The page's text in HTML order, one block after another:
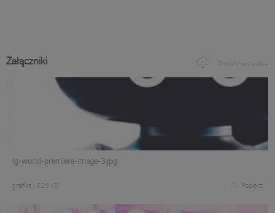
Załączniki Pobierz wszystkie
lg-world-premiere-image-3.jpg
grafika 629 KB Pobierz